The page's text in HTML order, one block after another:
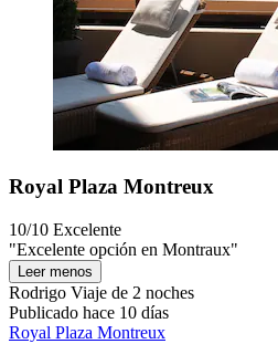
Royal Plaza Montreux
10/10 Excelente
"Excelente opción en Montraux"
Leer menos
Rodrigo Viaje de 2 noches
Publicado hace 10 días
Royal Plaza Montreux